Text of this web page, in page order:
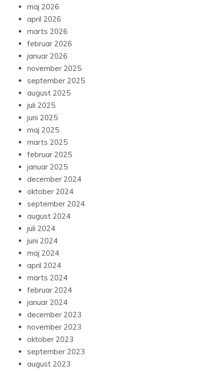
maj 2026
april 2026
marts 2026
februar 2026
januar 2026
november 2025
september 2025
august 2025
juli 2025
juni 2025
maj 2025
marts 2025
februar 2025
januar 2025
december 2024
oktober 2024
september 2024
august 2024
juli 2024
juni 2024
maj 2024
april 2024
marts 2024
februar 2024
januar 2024
december 2023
november 2023
oktober 2023
september 2023
august 2023